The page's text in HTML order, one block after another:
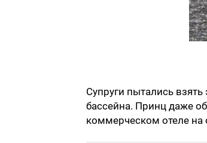
Супруги пытались
бассейна. Принц даже
коммерческом отеле на